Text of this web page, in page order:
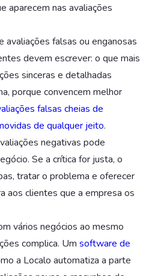
aparecem nas avaliações
avaliações falsas ou enganosas
devem escrever: o que mais
sinceras e detalhadas
porque convencem melhor
falsas cheias de
de qualquer jeito.
negativas pode
Se a crítica for justa, o
tratar o problema e oferecer
aos clientes que a empresa os
vários negócios ao mesmo
complica. Um software de
a Localo automatiza a parte